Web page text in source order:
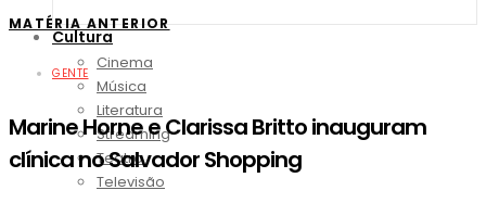
Cultura
Cinema
Música
Literatura
Streaming
Teatro
Televisão
MATÉRIA ANTERIOR
GENTE
Marine Horne e Clarissa Britto inauguram
clínica no Salvador Shopping